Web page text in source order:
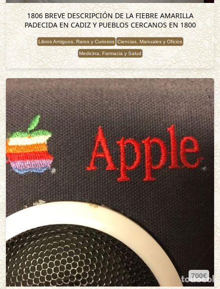
1806 BREVE DESCRIPCIÓN DE LA FIEBRE AMARILLA
PADECIDA EN CADIZ Y PUEBLOS CERCANOS EN 1800
Libros Antiguos, Raros y Curiosos Ciencias, Manuales y Oficios
Medicina, Farmacia y Salud
700€